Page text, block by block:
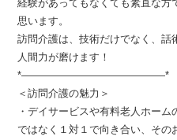
経験があってもなくても素直な方
思います。
訪問介護は、技術だけでなく、話
人間力が磨けます！
*――――――――――――――*
＜訪問介護の魅力＞
・デイサービスや有料老人ホー
ではなく１対１で向き合い、その